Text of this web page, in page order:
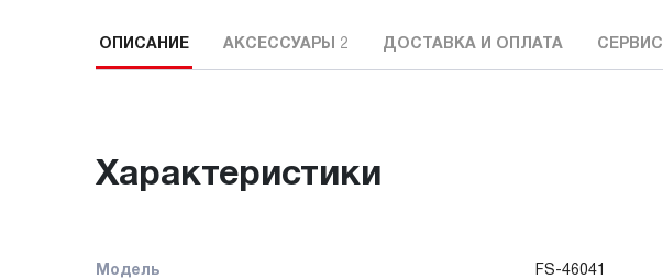
ОПИСАНИЕ АКСЕССУАРЫ 2 ДОСТАВКА И ОПЛАТА СЕРВИС
Характеристики
Модель FS-46041